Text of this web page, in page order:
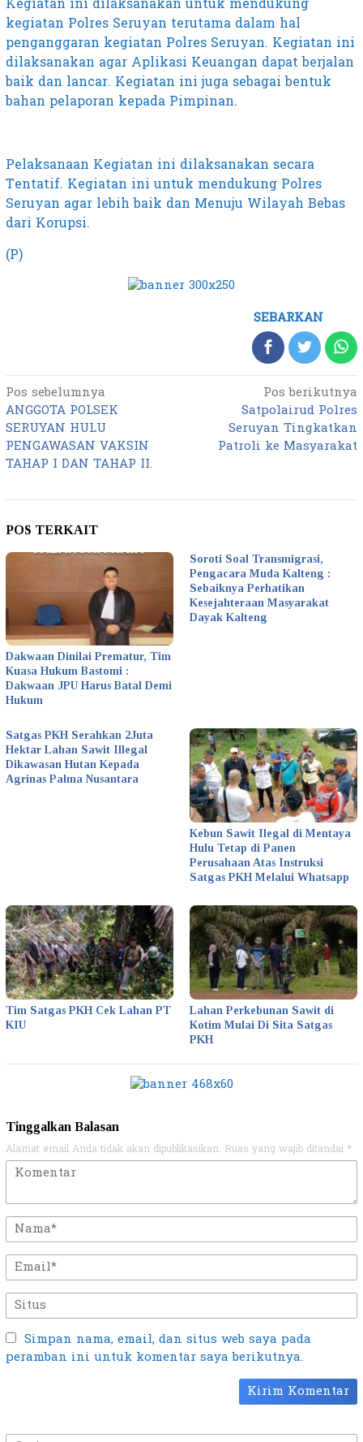
kegiatan Polres Seruyan terutama dalam hal
penganggaran kegiatan Polres Seruyan. Kegiatan ini
dilaksanakan agar Aplikasi Keuangan dapat berjalan
baik dan lancar. Kegiatan ini juga sebagai bentuk
bahan pelaporan kepada Pimpinan.
Pelaksanaan Kegiatan ini dilaksanakan secara
Tentatif. Kegiatan ini untuk mendukung Polres
Seruyan agar lebih baik dan Menuju Wilayah Bebas
dari Korupsi.
(P)
SEBARKAN
Navigasi
pos
Pos sebelumnya
ANGGOTA POLSEK
SERUYAN HULU
PENGAWASAN VAKSIN
TAHAP I DAN TAHAP II.
Pos berikutnya
Satpolairud Polres
Seruyan Tingkatkan
Patroli ke Masyarakat
POS TERKAIT
Dakwaan Dinilai Prematur, Tim
Kuasa Hukum Bastomi :
Dakwaan JPU Harus Batal Demi
Hukum
Soroti Soal Transmigrasi,
Pengacara Muda Kalteng :
Sebaiknya Perhatikan
Kesejahteraan Masyarakat
Dayak Kalteng
Satgas PKH Serahkan 2Juta
Hektar Lahan Sawit Illegal
Dikawasan Hutan Kepada
Agrinas Palma Nusantara
Kebun Sawit Ilegal di Mentaya
Hulu Tetap di Panen
Perusahaan Atas Instruksi
Satgas PKH Melalui Whatsapp
Tim Satgas PKH Cek Lahan PT
KIU
Lahan Perkebunan Sawit di
Kotim Mulai Di Sita Satgas
PKH
Tinggalkan Balasan
Alamat email Anda tidak akan dipublikasikan. Ruas yang wajib ditandai *
Simpan nama, email, dan situs web saya pada
peramban ini untuk komentar saya berikutnya.